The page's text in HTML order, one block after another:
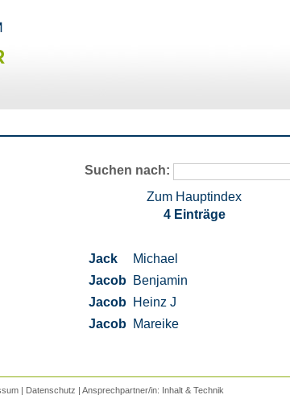
Suchen nach:
Zum Hauptindex
4 Einträge
Jack
Michael
Jacob Benjamin
Jacob Heinz J
Jacob Mareike
| Datenschutz | Ansprechpartner/in: Inhalt& Technik